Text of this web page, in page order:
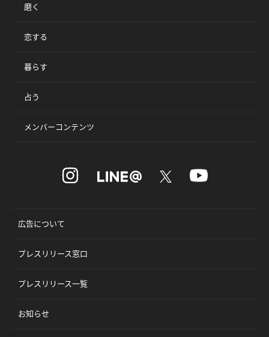
磨く
恋する
暮らす
占う
メンバーコンテンツ
広告について
プレスリリース窓口
プレスリリース一覧
お知らせ